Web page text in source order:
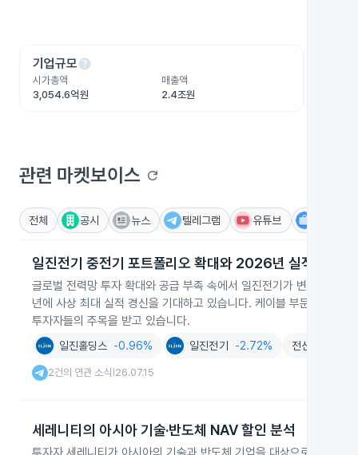
기업규모help
시가총액
3,054.6억원
매출액
2.4조원
관련 마켓보이스 refresh
전체 공시 뉴스 텔레그램 유튜브
일진전기 중전기 포트폴리오 확대와 2026년 실적 기대
글로벌 전력망 투자 확대와 공급 부족 속에서 일진전기가 변압기와
년에 사상 최대 실적 경신을 기대하고 있습니다. 케이블 부문 성장과
투자자들의 주목을 받고 있습니다.
일진홀딩스 -0.96% 일진전기 -2.72% 전선
2건의 연관 소식 26.07.15
세레니티의 아시아 기술·반도체 NAV 할인 분석